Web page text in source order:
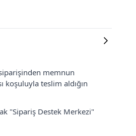
memnun
koşuluyla teslim aldığın
"Sipariş Destek Merkezi"